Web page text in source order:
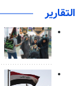
التقارير